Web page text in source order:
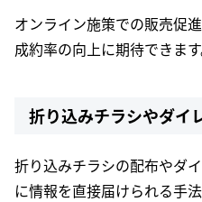
オンライン施策での販売促
成約率の向上に期待できます
折り込みチラシやダイ
折り込みチラシの配布やダ
に情報を直接届けられる手法